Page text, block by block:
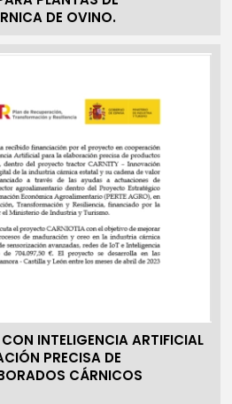
DE OVINO.
INTELIGENCIA ARTIFICIAL
PRECISA DE
CÁRNICOS